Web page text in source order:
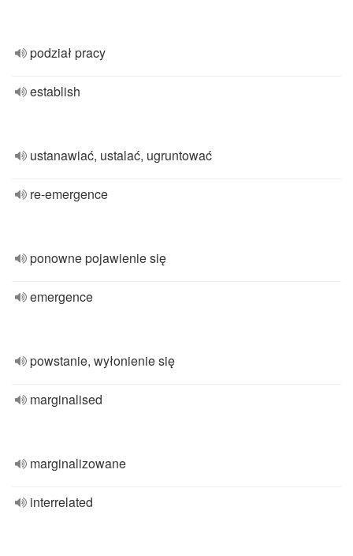
podział pracy
establish
ustanawiać, ustalać, ugruntować
re-emergence
ponowne pojawienie się
emergence
powstanie, wyłonienie się
marginalised
marginalizowane
interrelated